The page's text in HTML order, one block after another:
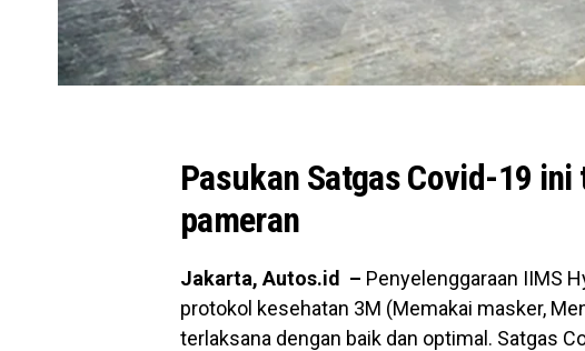
Pasukan Satgas Covid-19
pameran
Jakarta, Autos.id – Penyelenggaraan IIMS
protokol kesehatan 3M (Memakai masker,
terlaksana dengan baik dan optimal. Satgas